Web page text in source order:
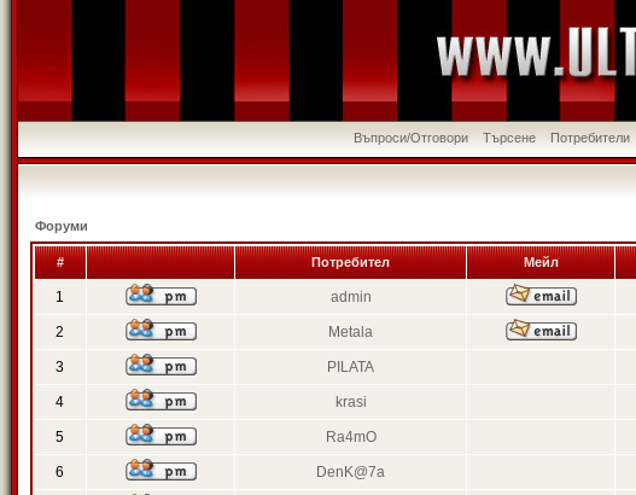
Въпроси/Отговори Търсене Потребители
Форуми
# Потребител Мейл
1 admin
2 Metala
3 PILATA
4 krasi
5 Ra4mO
6 DenK@7a